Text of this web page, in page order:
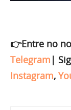
👉Entre no
Telegram |
Instagram,